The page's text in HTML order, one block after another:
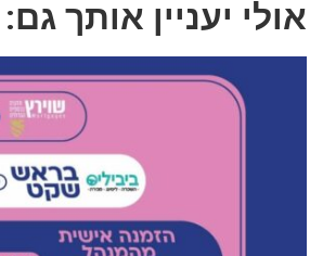
אולי יעניין אותך גם: